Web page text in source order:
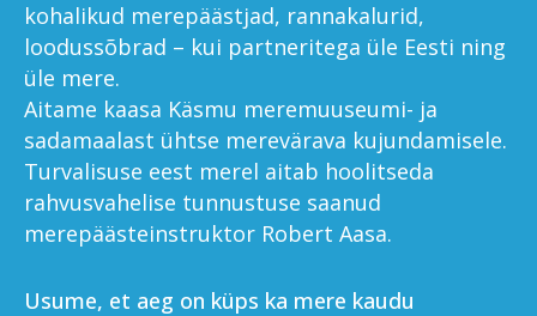
kohalikud merepäästjad, rannakalurid,
loodussõbrad – kui partneritega üle Eesti ning
üle mere.
Aitame kaasa Käsmu meremuuseumi- ja
sadamaalast ühtse merevärava kujundamisele.
Turvalisuse eest merel aitab hoolitseda
rahvusvahelise tunnustuse saanud
merepäästeinstruktor Robert Aasa.
Usume, et aeg on küps ka mere kaudu